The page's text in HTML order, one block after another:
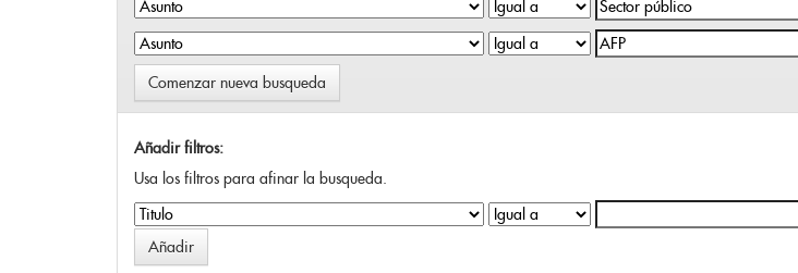
Comenzar nueva busqueda
Añadir filtros:
Usa los filtros para afinar la busqueda.